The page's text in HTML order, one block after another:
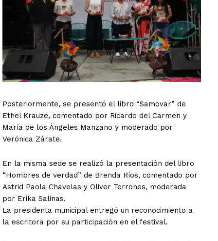
Posteriormente, se presentó el libro “Samovar” de
Ethel Krauze, comentado por Ricardo del Carmen y
María de los Ángeles Manzano y moderado por
Verónica Zárate.
En la misma sede se realizó la presentación del libro
“Hombres de verdad” de Brenda Ríos, comentado por
Astrid Paola Chavelas y Oliver Terrones, moderada
por Erika Salinas.
La presidenta municipal entregó un reconocimiento a
la escritora por su participación en el festival.